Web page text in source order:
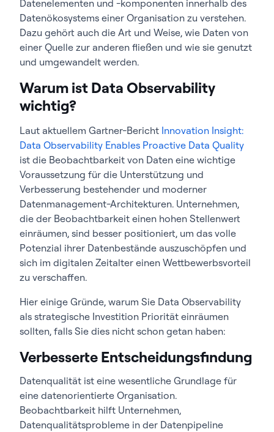
Datenelementen und -komponenten innerhalb des
Datenökosystems einer Organisation zu verstehen.
Dazu gehört auch die Art und Weise, wie Daten von
einer Quelle zur anderen fließen und wie sie genutzt
und umgewandelt werden.
Warum ist Data Observability
wichtig?
Laut aktuellem Gartner-Bericht Innovation Insight:
Data Observability Enables Proactive Data Quality
ist die Beobachtbarkeit von Daten eine wichtige
Voraussetzung für die Unterstützung und
Verbesserung bestehender und moderner
Datenmanagement-Architekturen. Unternehmen,
die der Beobachtbarkeit einen hohen Stellenwert
einräumen, sind besser positioniert, um das volle
Potenzial ihrer Datenbestände auszuschöpfen und
sich im digitalen Zeitalter einen Wettbewerbsvorteil
zu verschaffen.
Hier einige Gründe, warum Sie Data Observability
als strategische Investition Priorität einräumen
sollten, falls Sie dies nicht schon getan haben:
Verbesserte Entscheidungsfindung
Datenqualität ist eine wesentliche Grundlage für
eine datenorientierte Organisation.
Beobachtbarkeit hilft Unternehmen,
Datenqualitätsprobleme in der Datenpipeline